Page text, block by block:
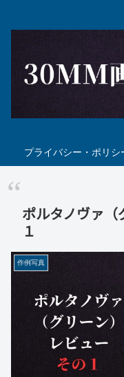
プライバシー・ポリシ
ポルタノヴァ
１
作例写真